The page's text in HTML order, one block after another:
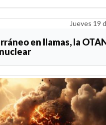
Jueves 19
en llamas, la